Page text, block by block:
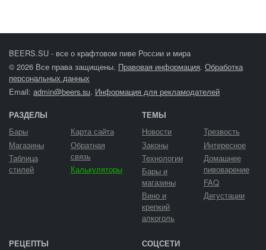
BEERS.SU - все о крафтовом пиве России и мира
© 2026 Все права защищены. Правовая информация. Обработка
персональных данных
Email: admin@beers.su. Информация для рекламодателей
РАЗДЕЛЫ
Бары
Магазины
Таблица
стилей
Карта сайта
Обратная
связь
Калькуляторы
ТЕМЫ
Новости
Законы
Технологии
Бары и
магазины
Вино и
крепкий
алкоголь
Трезвость
Интересное
Домашнее
пивоварение
FAQ
Дегустации
РЕЦЕПТЫ СОЦСЕТИ